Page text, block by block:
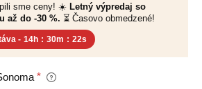
sme ceny! ☀️ Letný výpredaj so
až do -30 %. ⏳ Časovo obmedzené!
- 14h : 30m : 22s